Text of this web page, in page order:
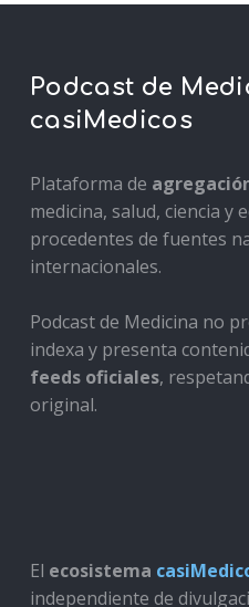
Podcast de
casiMedicos
Plataforma de
medicina, salud, ciencia y
procedentes de fuentes
internacionales.
Podcast de Medicina no
indexa y presenta
feeds oficiales,
original.
El ecosistema
independiente de